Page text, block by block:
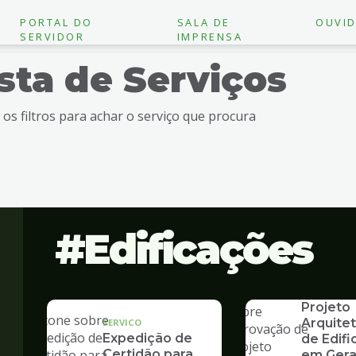
PORTAL DO
SERVIDOR
SALA DE
IMPRENSA
de Serviços
os filtros para achar o serviço que procura
Edificações
SERVICO
Expedição de
Projeto
de